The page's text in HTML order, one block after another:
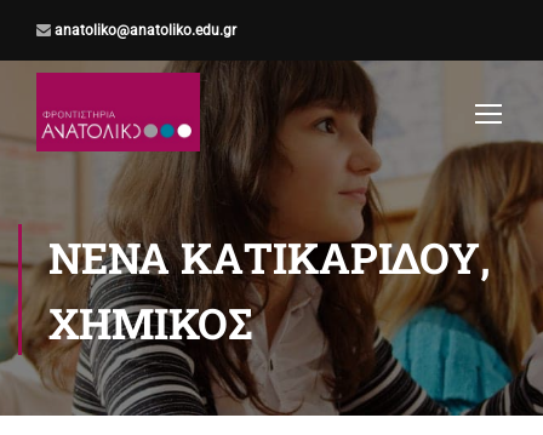
anatoliko@anatoliko.edu.gr
ΝΈΝΑ ΚΑΤΙΚΑΡΊΔΟΥ,
ΧΗΜΙΚΌΣ